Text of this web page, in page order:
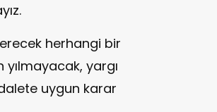
herhangi bir
yargı
uygun karar